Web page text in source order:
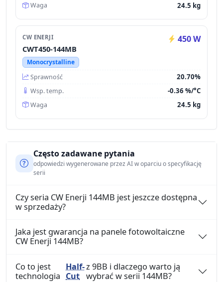
Waga 24.5 kg
CW ENERJI 450 W
CWT450-144MB
Monocrystalline
Sprawność
20.70%
Wsp. temp. -0.36 %/°C
Waga 24.5 kg
Często zadawane pytania
odpowiedzi wygenerowane przez AI w oparciu o specyfikację
serii
Czy seria CW Enerji 144MB jest jeszcze dostępna
w sprzedaży?
Jaka jest gwarancja na panele fotowoltaiczne
CW Enerji 144MB?
Co to jest
technologia
Half-
Cut
z 9BB i dlaczego warto ją
wybrać w serii 144MB?